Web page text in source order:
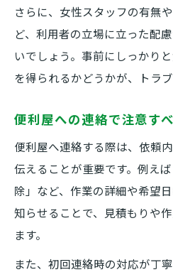
ト
口コミを通じた便利屋の
便利屋口コミチェッ
法
方
便利屋の口コミに惑
さらに、女性スタッフの有無
ど、利用者の立場に立った配
いでしょう。事前にしっかり
を得られるかどうかが、トラ
便利屋への連絡で注意す
便利屋へ連絡する際は、依頼
伝えることが重要です。例え
除」など、作業の詳細や希望
知らせることで、見積もりや
ます。
また、初回連絡時の対応が丁